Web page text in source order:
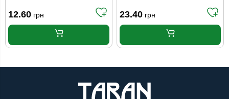
12.60 грн 23.40 грн